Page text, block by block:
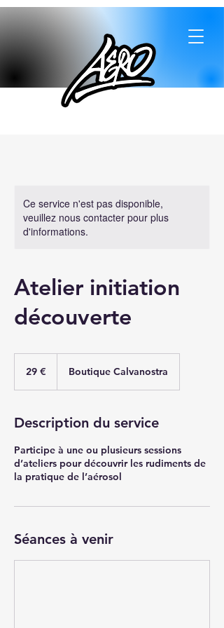
Ce service n'est pas disponible,
veuillez nous contacter pour plus
d'informations.
Atelier initiation
découverte
29 € Boutique Calvanostra
Description du service
Participe à une ou plusieurs sessions
d’ateliers pour découvrir les rudiments de
la pratique de l’aérosol
Séances à venir